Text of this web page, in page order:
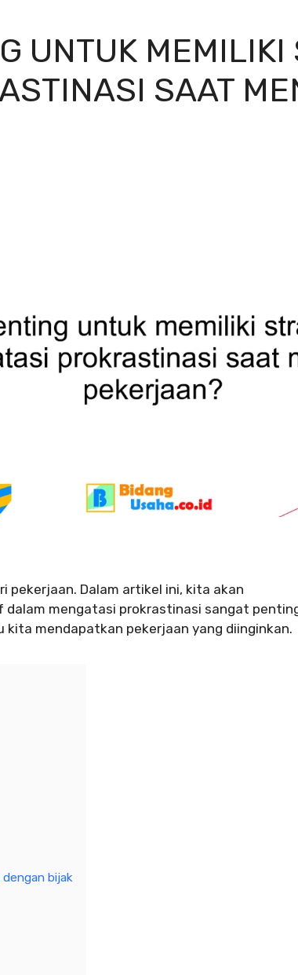
UNTUK MEMILIKI
SAAT
pekerjaan. Dalam artikel ini, kita akan
mengatasi prokrastinasi sangat
mendapatkan pekerjaan yang diinginkan.
bijak